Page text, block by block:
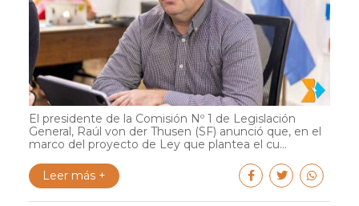
El presidente de la Comisión Nº 1 de Legislación
General, Raúl von der Thusen (SF) anunció que, en el
marco del proyecto de Ley que plantea el cu...
Leer más +